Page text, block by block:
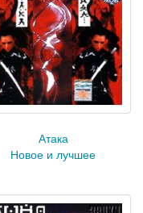
Атака
Новое и лучшее